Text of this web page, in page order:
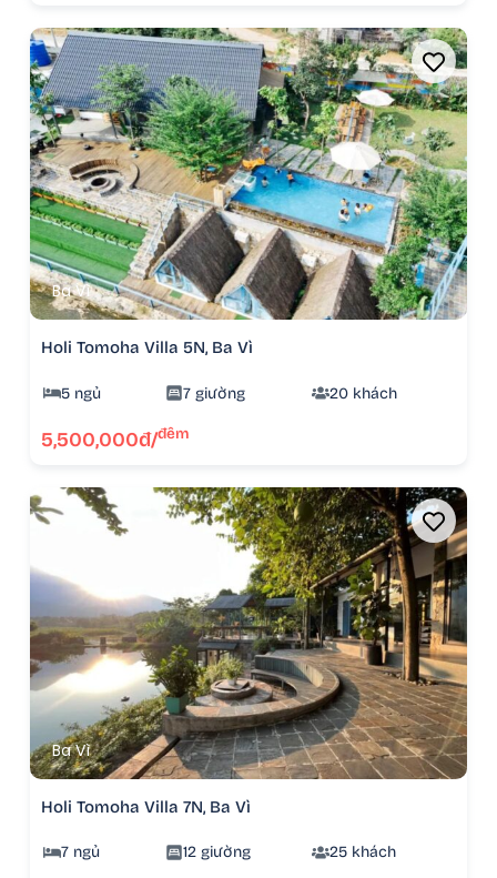
Ba Vì
Holi Tomoha Villa 5N, Ba Vì
5 ngủ 7 giường 20 khách
5,500,000đ/đêm
Ba Vì
Holi Tomoha Villa 7N, Ba Vì
7 ngủ 12 giường 25 khách